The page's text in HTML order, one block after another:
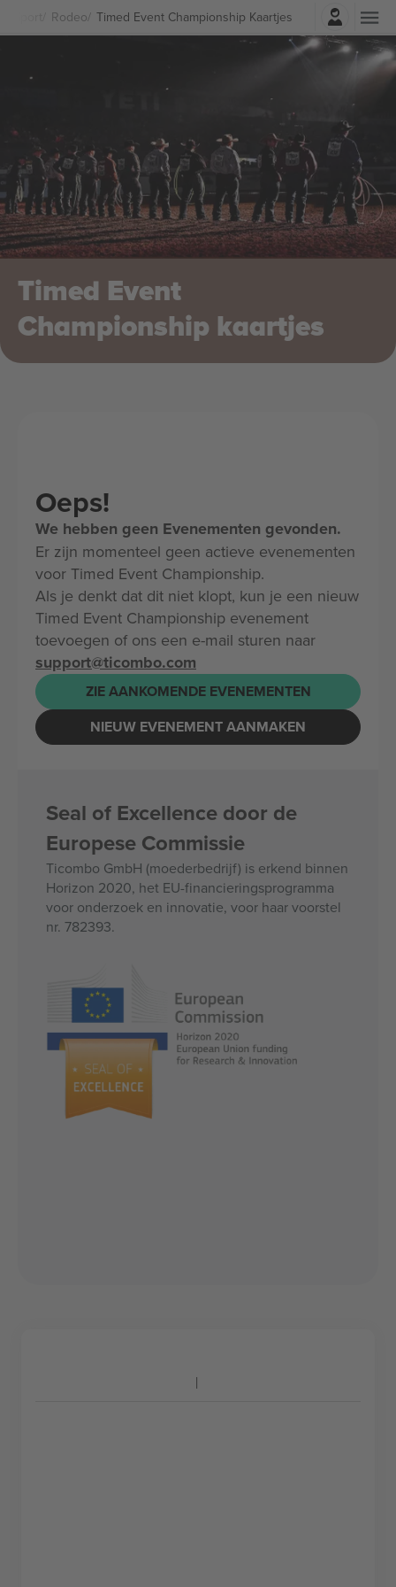
Rodeo Timed Event Championship Kaartjes
Log in
Timed Event
Championship kaartjes
Oeps!
We hebben geen Evenementen gevonden.
Er zijn momenteel geen actieve evenementen
voor Timed Event Championship.
Als je denkt dat dit niet klopt, kun je een nieuw
Timed Event Championship evenement
toevoegen of ons een e-mail sturen naar
support@ticombo.com
ZIE AANKOMENDE EVENEMENTEN
NIEUW EVENEMENT AANMAKEN
Seal of Excellence door de
Europese Commissie
Ticombo GmbH (moederbedrijf) is erkend binnen
Horizon 2020, het EU-financieringsprogramma
voor onderzoek en innovatie, voor haar voorstel
nr. 782393.